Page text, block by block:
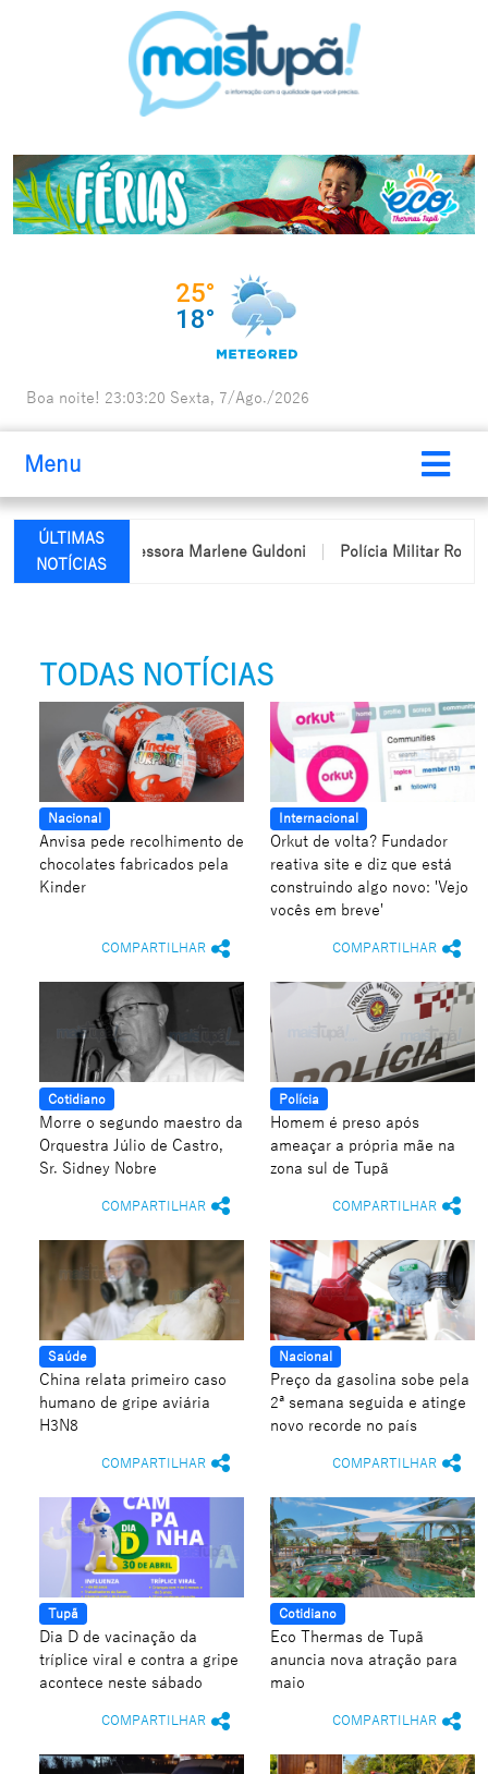
Boa noite! 23:03:21 Sexta, 7/Ago./2026
Menu
ÚLTIMAS
NOTÍCIAS
da professora Marlene Guldoni Polícia Militar Rodoviária
TODAS NOTÍCIAS
Nacional
Anvisa pede recolhimento de
chocolates fabricados pela
Kinder
COMPARTILHAR
Internacional
Orkut de volta? Fundador
reativa site e diz que está
construindo algo novo: 'Vejo
vocês em breve'
COMPARTILHAR
Cotidiano
Morre o segundo maestro da
Orquestra Júlio de Castro,
Sr. Sidney Nobre
COMPARTILHAR
Polícia
Homem é preso após
ameaçar a própria mãe na
zona sul de Tupã
COMPARTILHAR
Saúde
China relata primeiro caso
humano de gripe aviária
H3N8
COMPARTILHAR
Nacional
Preço da gasolina sobe pela
2ª semana seguida e atinge
novo recorde no país
COMPARTILHAR
Tupã
Dia D de vacinação da
tríplice viral e contra a gripe
acontece neste sábado
COMPARTILHAR
Cotidiano
Eco Thermas de Tupã
anuncia nova atração para
maio
COMPARTILHAR